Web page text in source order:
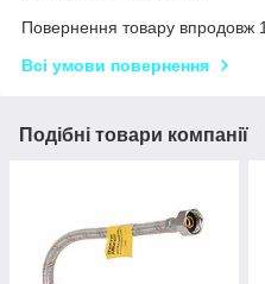
Повернення товару впродовж
Всі умови повернення
Подібні товари компанії